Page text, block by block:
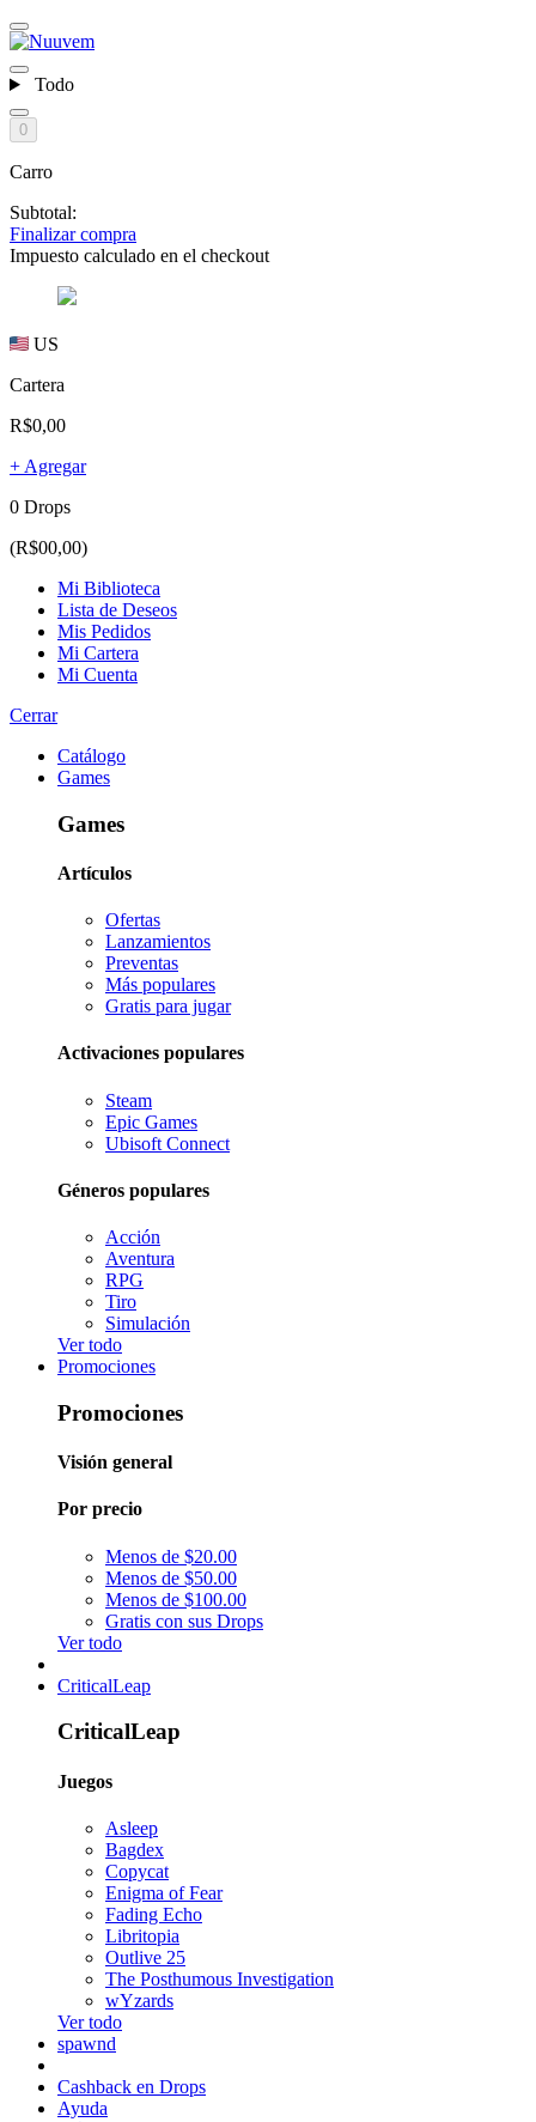
Todo
0
Carro
Subtotal:
Finalizar compra
Impuesto calculado en el checkout
US
Cartera
R$0,00
+ Agregar
0 Drops
(R$00,00)
Mi Biblioteca
Lista de Deseos
Mis Pedidos
Mi Cartera
Mi Cuenta
Cerrar
Catálogo
Games
Games
Artículos
Ofertas
Lanzamientos
Preventas
Más populares
Gratis para jugar
Activaciones populares
Steam
Epic Games
Ubisoft Connect
Géneros populares
Acción
Aventura
RPG
Tiro
Simulación
Ver todo
Promociones
Promociones
Visión general
Por precio
Menos de $20.00
Menos de $50.00
Menos de $100.00
Gratis con sus Drops
Ver todo
CriticalLeap
CriticalLeap
Juegos
Asleep
Bagdex
Copycat
Enigma of Fear
Fading Echo
Libritopia
Outlive 25
The Posthumous Investigation
wYzards
Ver todo
spawnd
Cashback en Drops
Ayuda